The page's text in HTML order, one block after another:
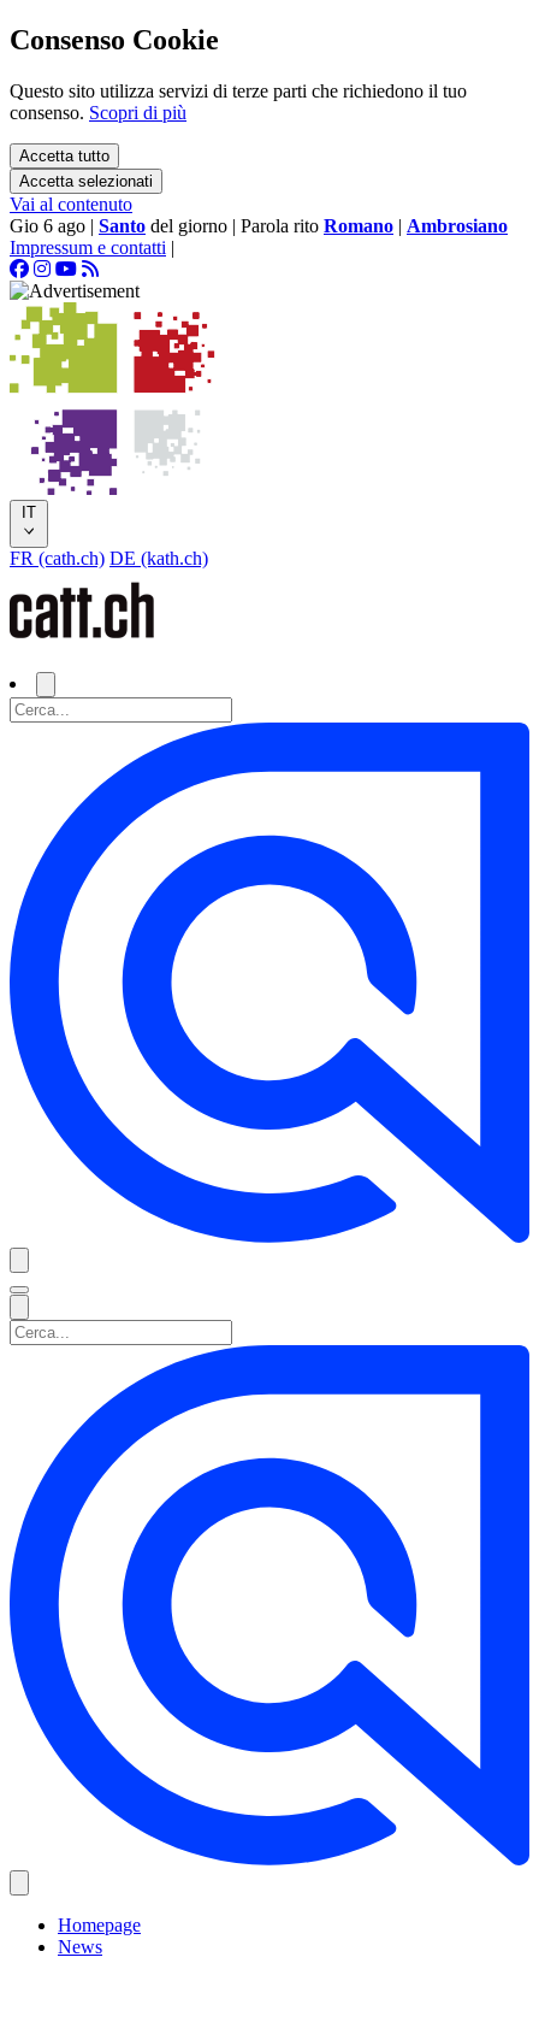
Consenso Cookie
Questo sito utilizza servizi di terze parti che richiedono il tuo
consenso. Scopri di più
Accetta tutto
Accetta selezionati
Vai al contenuto
Gio 6 ago | Santo del giorno | Parola rito Romano | Ambrosiano
Impressum e contatti |
IT
FR (cath.ch) DE (kath.ch)
Homepage
News